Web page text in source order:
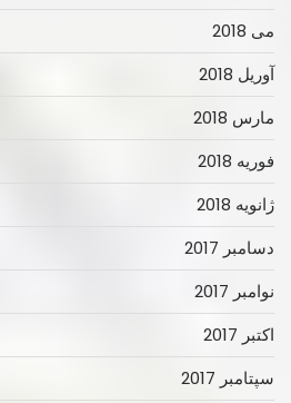
می 2018
آوریل 2018
مارس 2018
فوریه 2018
ژانویه 2018
دسامبر 2017
نوامبر 2017
اکتبر 2017
سپتامبر 2017